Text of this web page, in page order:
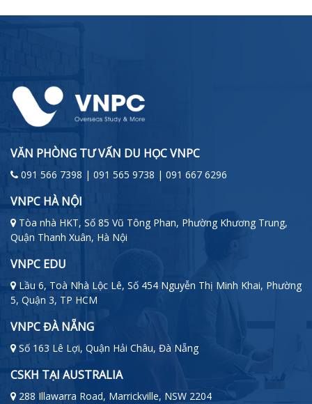
VĂN PHÒNG TƯ VẤN DU HỌC VNPC
091 566 7398 | 091 565 9738 | 091 667 6296
VNPC HÀ NỘI
Tòa nhà HKT, Số 85 Vũ Tông Phan, Phường Khương Trung,
Quận Thanh Xuân, Hà Nội
VNPC EDU
Lầu 6, Toà Nhà Lộc Lê, Số 454 Nguyễn Thị Minh Khai, Phường
5, Quận 3, TP HCM
VNPC ĐÀ NẴNG
Số 163 Lê Lợi, Quận Hải Châu, Đà Nẵng
CSKH TẠI AUSTRALIA
288 Illawarra Road, Marrickville, NSW 2204